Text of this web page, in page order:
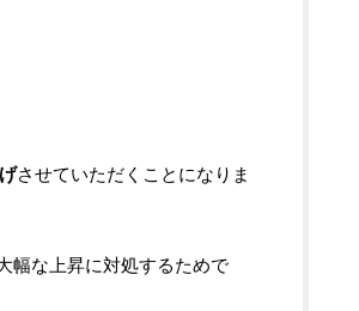
させていただくことになりま
幅な上昇に対処するためで